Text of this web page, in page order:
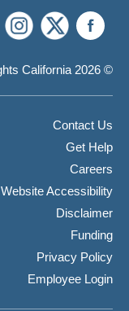
© 2026 Disability Rights California
Contact Us
Get Help
Careers
Website Accessibility
Disclaimer
Funding
Privacy Policy
Employee Login